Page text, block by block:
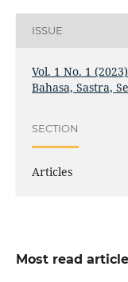
ISSUE
Vol. 1 No. 1
Bahasa, Sastra,
SECTION
Articles
Most read